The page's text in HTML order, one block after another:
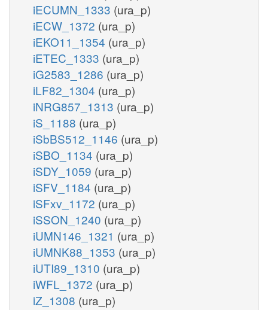
iECUMN_1333 (ura_p)
iECW_1372 (ura_p)
iEKO11_1354 (ura_p)
iETEC_1333 (ura_p)
iG2583_1286 (ura_p)
iLF82_1304 (ura_p)
iNRG857_1313 (ura_p)
iS_1188 (ura_p)
iSbBS512_1146 (ura_p)
iSBO_1134 (ura_p)
iSDY_1059 (ura_p)
iSFV_1184 (ura_p)
iSFxv_1172 (ura_p)
iSSON_1240 (ura_p)
iUMN146_1321 (ura_p)
iUMNK88_1353 (ura_p)
iUTI89_1310 (ura_p)
iWFL_1372 (ura_p)
iZ_1308 (ura_p)